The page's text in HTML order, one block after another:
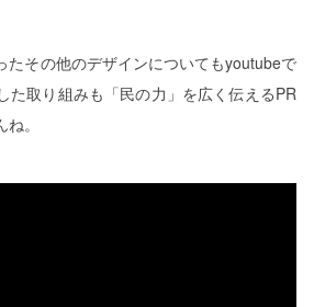
たその他のデザインについてもyoutubeで
た取り組みも「民の力」を広く伝えるPR
。